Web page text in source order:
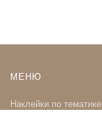
МЕНЮ
Наклейки по тематике